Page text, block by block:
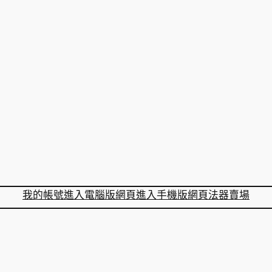
我的帳號進入電腦版網頁進入手機版網頁法器賣場